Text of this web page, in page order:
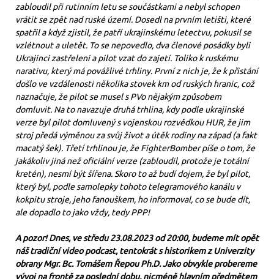
zabloudil při rutinním letu se součástkami a nebyl schopen
vrátit se zpět nad ruské území. Dosedl na prvním letišti, které
spatřil a když zjistil, že patří ukrajinskému letectvu, pokusil se
vzlétnout a uletět. To se nepovedlo, dva členové posádky byli
Ukrajinci zastřeleni a pilot vzat do zajetí. Toliko k ruskému
narativu, který má povážlivé trhliny. První z nich je, že k přistání
došlo ve vzdálenosti několika stovek km od ruských hranic, což
naznačuje, že pilot se musel s PVo nějakým způsobem
domluvit. Na to navazuje druhá trhlina, kdy podle ukrajinské
verze byl pilot domluvený s vojenskou rozvědkou HUR, že jim
stroj předá výměnou za svůj život a útěk rodiny na západ (a fakt
macatý šek). Třetí trhlinou je, že FighterBomber píše o tom, že
jakákoliv jiná než oficiální verze (zabloudil, protože je totální
kretén), nesmí být šířena. Skoro to až budí dojem, že byl pilot,
který byl, podle samolepky tohoto telegramového kanálu v
kokpitu stroje, jeho fanouškem, ho informoval, co se bude dít,
ale dopadlo to jako vždy, tedy PPP!
A pozor! Dnes, ve středu 23.08.2023 od 20:00, budeme mít opět
náš tradiční video podcast, tentokrát s historikem z Univerzity
obrany Mgr. Bc. Tomášem Řepou Ph.D. Jako obvykle probereme
vývoj na frontě za poslední dobu, nicméně hlavním předmětem